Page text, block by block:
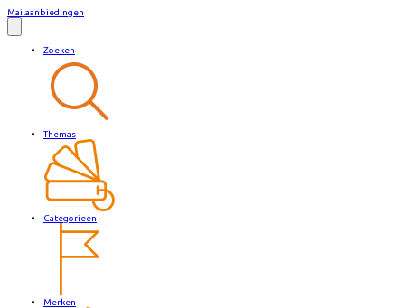
Mailaanbiedingen
Zoeken
Themas
Categorieen
Merken